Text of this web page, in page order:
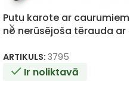
Putu karote ar caurumiem
no nerūsējoša tērauda ar
ARTIKULS: 3795
Ir noliktavā